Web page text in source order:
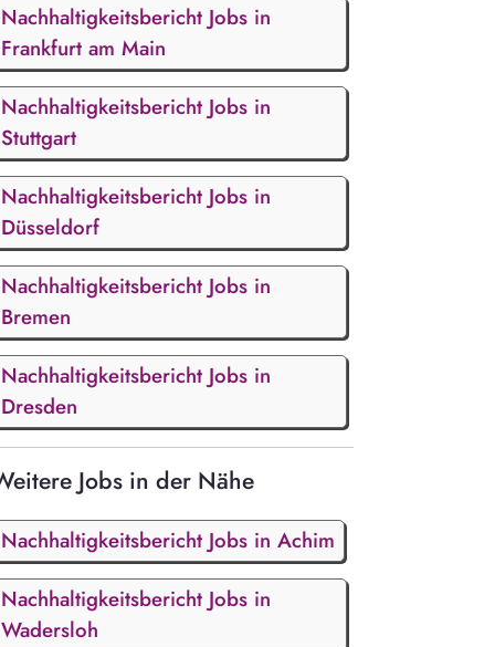
Nachhaltigkeitsbericht Jobs in
Frankfurt am Main
Nachhaltigkeitsbericht Jobs in
Stuttgart
Nachhaltigkeitsbericht Jobs in
Düsseldorf
Nachhaltigkeitsbericht Jobs in
Bremen
Nachhaltigkeitsbericht Jobs in
Dresden
Jobs in der Nähe
Nachhaltigkeitsbericht Jobs in Achim
Nachhaltigkeitsbericht Jobs in
Wadersloh